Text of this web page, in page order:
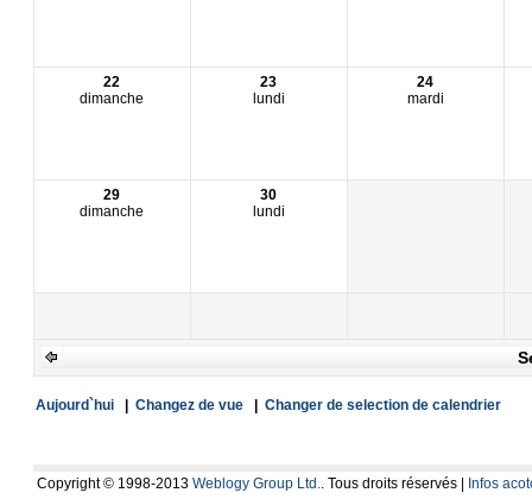
22
dimanche
23
lundi
24
mardi
29
dimanche
30
lundi
Aujourd`hui| Changez de vue| Changer de selection de calendrier
Copyright © 1998-2013 Weblogy Group Ltd.. Tous droits réservés | Infos